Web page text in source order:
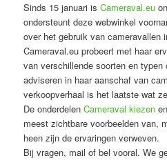
Sinds 15 januari isCameraval.eu
ondersteunt deze webwinkel
over het gebruik van cameravallen
Cameraval.eu probeert met haar
van verschillende soorten en
adviseren in haar aanschaf van
verkoopverhaal is het laatste wat
De onderdelenCameraval kiezen
meest zichtbare voorbeelden van,
heen zijn de ervaringen verweven.
Bij vragen, mail of bel vooral. We